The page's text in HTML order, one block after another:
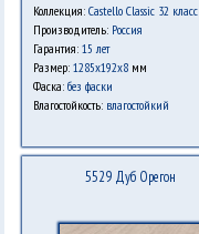
Коллекция: Castello Classic 32 класс
Производитель: Россия
Гарантия: 15 лет
Размер: 1285х192х8мм
Фаска: без фаски
Влагостойкость: влагостойкий
5529 Дуб Орегон